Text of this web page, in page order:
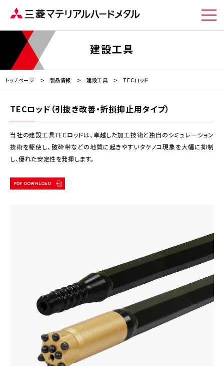
建設工具
トップページ 製品情報 建設工具 TECロッド
TECロッド（引抜き改善・折損抑止用タイプ）
当社の建設工具TECロッドは、卓越した加工技術と独自のシミュレーション
技術を駆使し、破砕帯などの地質に起きやすいタケノコ現象を大幅に抑制
し、優れた安定性を発揮します。
PDF DOWNLOAD